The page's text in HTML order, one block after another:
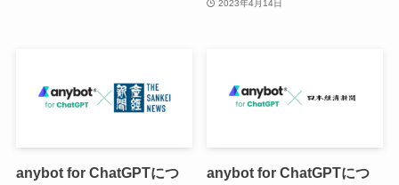
2023年4月14日
anybot for ChatGPTにつ
anybot for ChatGPTにつ